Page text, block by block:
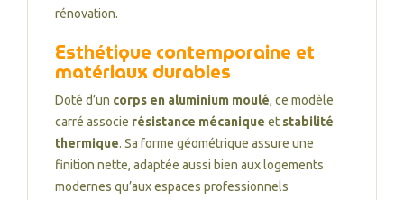
rénovation.
Esthétique contemporaine et
matériaux durables
Doté d’un corps en aluminium moulé, ce modèle
carré associe résistance mécanique et stabilité
thermique. Sa forme géométrique assure une
finition nette, adaptée aussi bien aux logements
modernes qu’aux espaces professionnels